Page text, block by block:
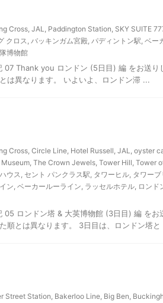
Cross, JAL, Paddington Station, SKY SUITE
クロス, バッキンガム宮殿, パディントン駅, ベー
博物館
07 Thank you ロンドン (5日目) 編 をお送り
は異なります。 いよいよ、ロンドン滞 ...
Cross, Circle Line, Hotel Russell, JAL, oyster
, The Crown Jewels, Tower Hill, Tower
ウス, セント パンクラス駅, タワーヒル, タワーブ
ン, ベーカールーライン, ラッセルホテル, ロンド
05 ロンドン塔 & 大英博物館 (3日目) 編 をお
順とは異なります。 3日目は、ロンドン塔と
Street Station, Bakerloo Line, Big Ben,